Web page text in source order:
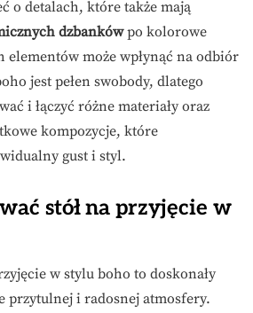
o detalach, które także mają
dzbankówpo kolorowe
elementów może wpłynąć na odbiór
jest pełen swobody, dlatego
i łączyć różne materiały oraz
kompozycje, które
gust i styl.
stół na przyjęcie w
w stylu boho to doskonały
przytulnej i radosnej atmosfery.